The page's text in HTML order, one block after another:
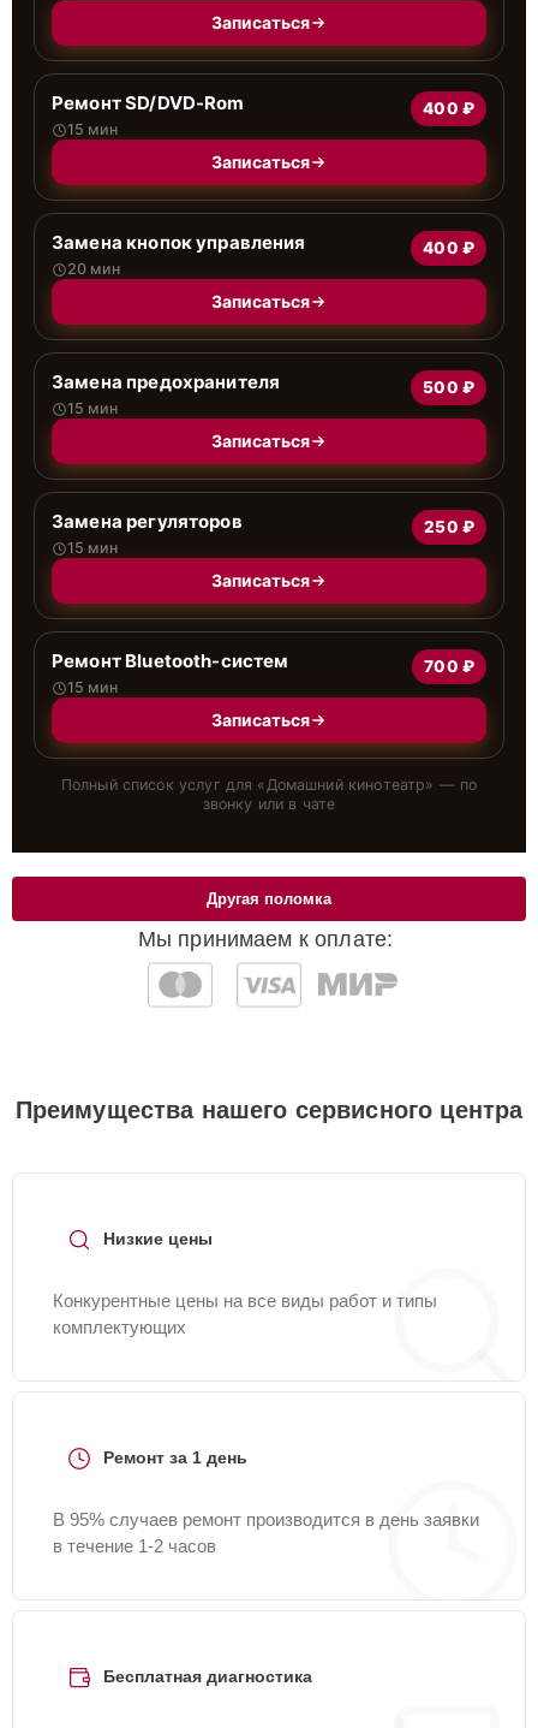
Записаться
Ремонт SD/DVD-Rom
15 мин
400 ₽
Записаться
Замена кнопок управления
20 мин
400 ₽
Записаться
Замена предохранителя
15 мин
500 ₽
Записаться
Замена регуляторов
15 мин
250 ₽
Записаться
Ремонт Bluetooth-систем
15 мин
700 ₽
Записаться
Полный список услуг для «Домашний кинотеатр» — по
звонку или в чате
Мы принимаем к оплате:
Другая поломка
Преимущества нашего сервисного центра
Низкие цены
Конкурентные цены на все виды работ и типы
комплектующих
Ремонт за 1 день
В 95% случаев ремонт производится в день заявки
в течение 1-2 часов
Бесплатная диагностика